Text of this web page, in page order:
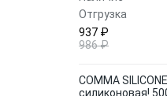
Отгрузка
937 ₽
986 ₽
COMMA
силиконовая!